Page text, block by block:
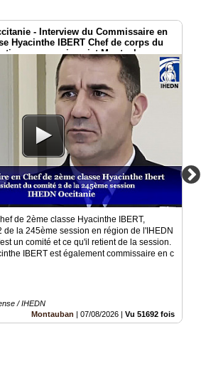
- Interview du Commissaire en
Hyacinthe IBERT Chef de corps du
au commissariat Montauban
de 2ème classe Hyacinthe IBERT,
de la 245ème session en région de l'IHEDN
un comité et ce qu'il retient de la session.
IBERT est également commissaire en c
/ IHEDN
Montauban
07/08/2026 Vu 51692 fois